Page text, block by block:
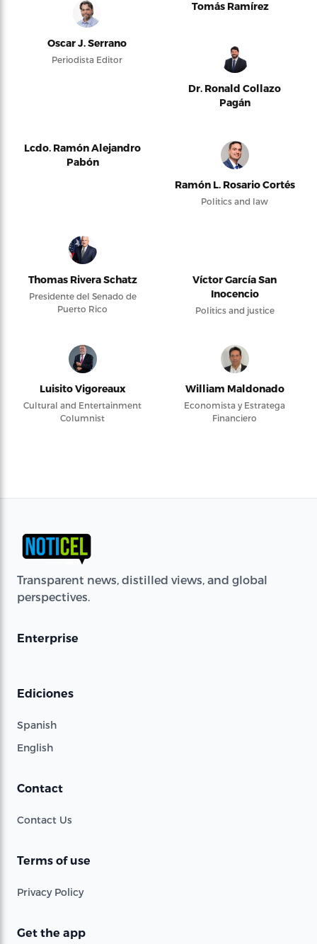
Oscar J. Serrano
Periodista Editor
Tomás Ramírez
Dr. Ronald Collazo
Pagán
Lcdo. Ramón Alejandro
Pabón
Ramón L. Rosario Cortés
Politics and law
Thomas Rivera Schatz
Presidente del Senado de
Puerto Rico
Víctor García San
Inocencio
Politics and justice
Luisito Vigoreaux
Cultural and Entertainment
Columnist
William Maldonado
Economista y Estratega
Financiero
Transparent news, distilled views, and global
perspectives.
Enterprise
Ediciones
Spanish
English
Contact
Contact Us
Terms of use
Privacy Policy
Get the app